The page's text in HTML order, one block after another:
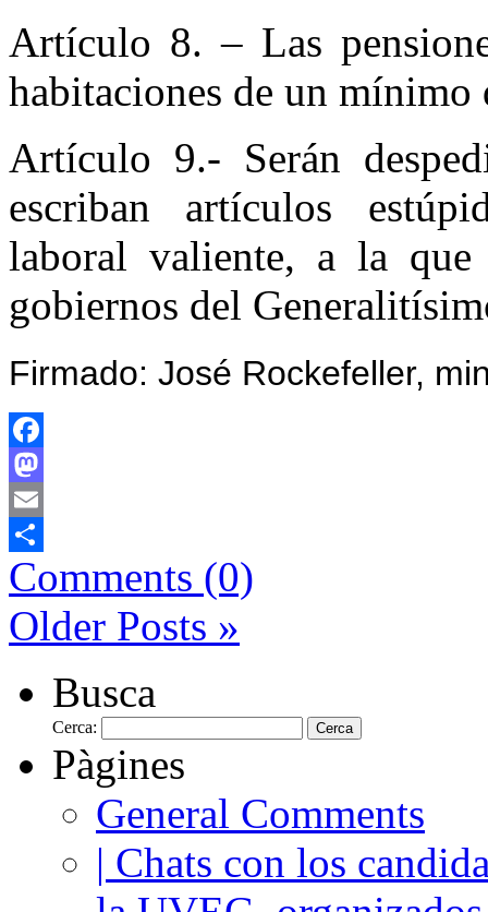
Artículo 8. – Las
habitaciones de un mínimo
Artículo 9.- Serán
escriban artículos
laboral valiente, a la
gobiernos del
Firmado: José Rockefeller,
Facebook
Mastodon
Email
Comparteix
Comments (0)
Older Posts »
Busca
Cerca:
Pàgines
General Comments
| Chats con los